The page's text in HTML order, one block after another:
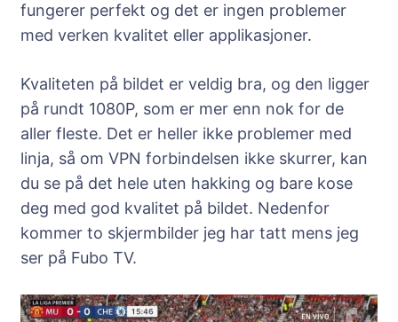
fungerer perfekt og det er ingen problemer
med verken kvalitet eller applikasjoner.
Kvaliteten på bildet er veldig bra, og den ligger
på rundt 1080P, som er mer enn nok for de
aller fleste. Det er heller ikke problemer med
linja, så om VPN forbindelsen ikke skurrer, kan
du se på det hele uten hakking og bare kose
deg med god kvalitet på bildet. Nedenfor
kommer to skjermbilder jeg har tatt mens jeg
ser på Fubo TV.